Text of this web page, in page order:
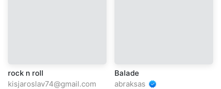
rock n roll
kisjaroslav74@gmail.com
Balade
abraksas